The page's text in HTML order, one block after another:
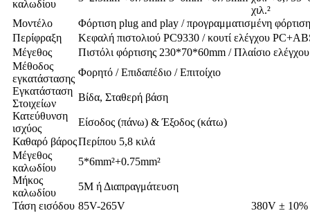
καλωδίου
χιλ.²
Μοντέλο
Φόρτιση plug and play / προγραμματισμένη
Περίφραξη
Κεφαλή πιστολιού PC9330 / κουτί ελέγχου
Μέγεθος
Πιστόλι φόρτισης 230*70*60mm / Πλαίσιο
Μέθοδος
εγκατάστασης
Φορητό / Επιδαπέδιο / Επιτοίχιο
Εγκατάσταση
Στοιχείων
Βίδα, Σταθερή βάση
Κατεύθυνση
ισχύος
Είσοδος (πάνω) & Έξοδος (κάτω)
Καθαρό βάροςΠερίπου 5,8 κιλά
Μέγεθος
καλωδίου
5*6mm²+0.75mm²
Μήκος
καλωδίου
5M ή Διαπραγμάτευση
Τάση εισόδου 85V-265V
380V ± 10%